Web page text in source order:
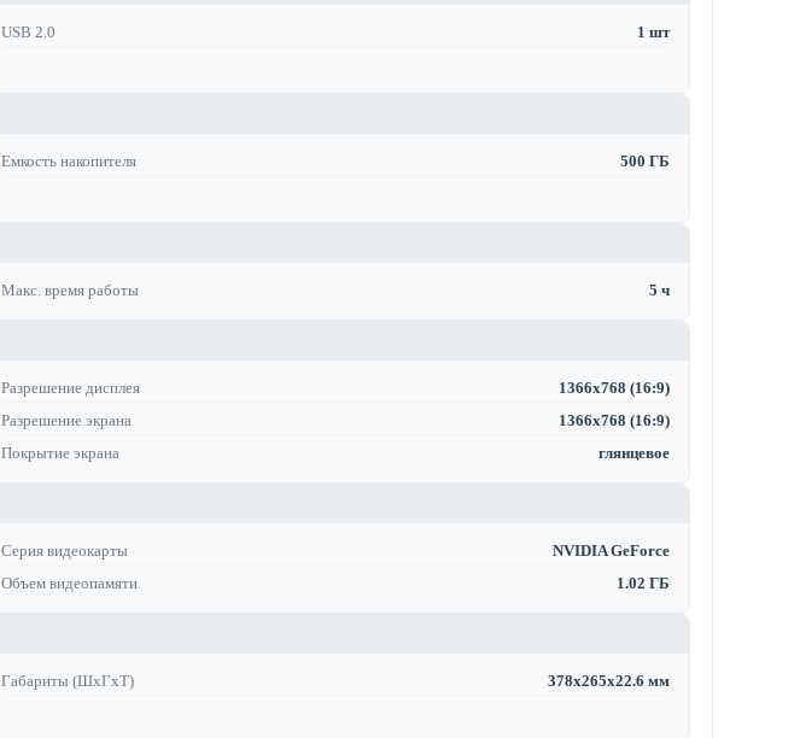
USB 2.0
1 шт
Емкость накопителя
500 ГБ
Макс. время работы 5 ч
Разрешение дисплея
1366x768 (16:9)
Разрешение экрана
1366x768 (16:9)
Покрытие экрана глянцевое
Серия видеокарты
NVIDIA GeForce
Объем видеопамяти 1.02 ГБ
Габариты (ШхГхТ)
378х265х22.6 мм